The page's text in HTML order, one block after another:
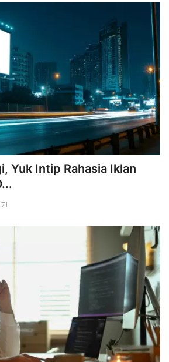
Yuk Intip Rahasia Iklan
71